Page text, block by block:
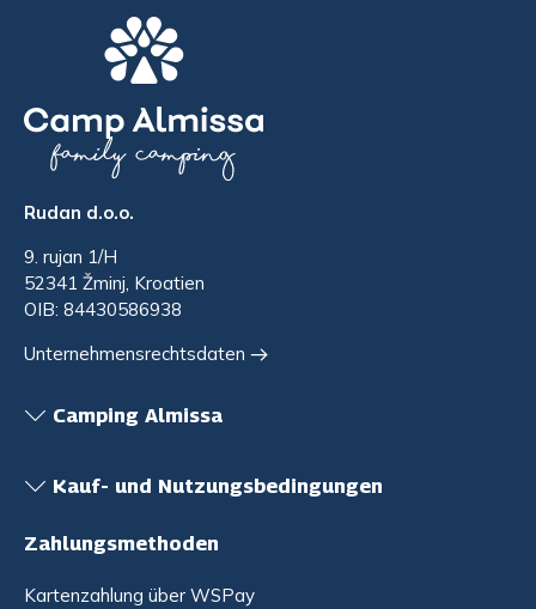
Rudan d.o.o.
9. rujan 1/H
52341 Žminj, Kroatien
OIB: 84430586938
Unternehmensrechtsdaten
Camping Almissa
Kauf- und Nutzungsbedingungen
Zahlungsmethoden
Kartenzahlung über WSPay